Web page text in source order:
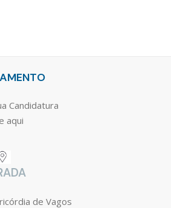
Candidatura
aqui
de Vagos